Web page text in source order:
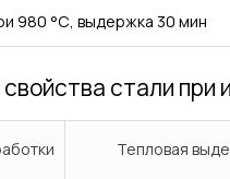
980 °С, выдержка 30 мин
стали
Тепловая